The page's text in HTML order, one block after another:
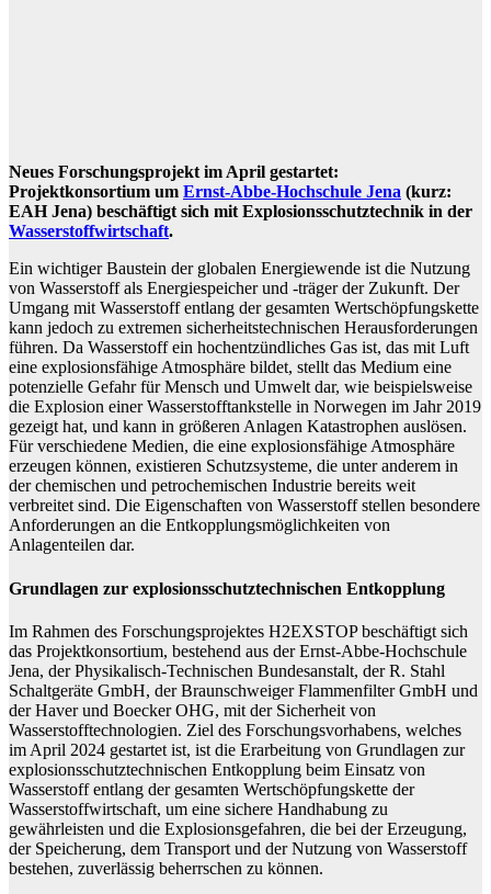
Neues Forschungsprojekt im April gestartet:
Projektkonsortium um Ernst-Abbe-Hochschule Jena (kurz:
EAH Jena) beschäftigt sich mit Explosionsschutztechnik in der
Wasserstoffwirtschaft.
Ein wichtiger Baustein der globalen Energiewende ist die Nutzung
von Wasserstoff als Energiespeicher und -träger der Zukunft. Der
Umgang mit Wasserstoff entlang der gesamten Wertschöpfungskette
kann jedoch zu extremen sicherheitstechnischen Herausforderungen
führen. Da Wasserstoff ein hochentzündliches Gas ist, das mit Luft
eine explosionsfähige Atmosphäre bildet, stellt das Medium eine
potenzielle Gefahr für Mensch und Umwelt dar, wie beispielsweise
die Explosion einer Wasserstofftankstelle in Norwegen im Jahr 2019
gezeigt hat, und kann in größeren Anlagen Katastrophen auslösen.
Für verschiedene Medien, die eine explosionsfähige Atmosphäre
erzeugen können, existieren Schutzsysteme, die unter anderem in
der chemischen und petrochemischen Industrie bereits weit
verbreitet sind. Die Eigenschaften von Wasserstoff stellen besondere
Anforderungen an die Entkopplungsmöglichkeiten von
Anlagenteilen dar.
Grundlagen zur explosionsschutztechnischen Entkopplung
Im Rahmen des Forschungsprojektes H2EXSTOP beschäftigt sich
das Projektkonsortium, bestehend aus der Ernst-Abbe-Hochschule
Jena, der Physikalisch-Technischen Bundesanstalt, der R. Stahl
Schaltgeräte GmbH, der Braunschweiger Flammenfilter GmbH und
der Haver und Boecker OHG, mit der Sicherheit von
Wasserstofftechnologien. Ziel des Forschungsvorhabens, welches
im April 2024 gestartet ist, ist die Erarbeitung von Grundlagen zur
explosionsschutztechnischen Entkopplung beim Einsatz von
Wasserstoff entlang der gesamten Wertschöpfungskette der
Wasserstoffwirtschaft, um eine sichere Handhabung zu
gewährleisten und die Explosionsgefahren, die bei der Erzeugung,
der Speicherung, dem Transport und der Nutzung von Wasserstoff
bestehen, zuverlässig beherrschen zu können.